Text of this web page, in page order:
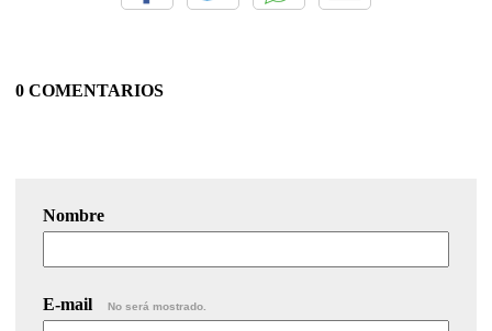
0 COMENTARIOS
Nombre
E-mail No será mostrado.